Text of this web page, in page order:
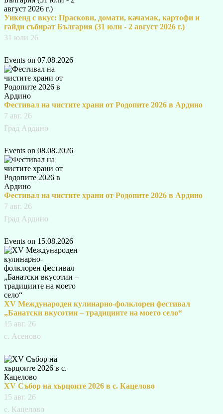
Уикенд с вкус: Праскови, домати, качамак, картофи и
гайди събират България (31 юли - 2 август 2026 г.)
31 юли 26
Events on 07.08.2026
Фестивал на чистите храни от Родопите 2026 в Ардино
7 авг. 26
Град Ардино
Events on 08.08.2026
Фестивал на чистите храни от Родопите 2026 в Ардино
7 авг. 26
Град Ардино
Events on 15.08.2026
XV Международен кулинарно-фолклорен фестивал
„Банатски вкусотии – традициите на моето село“
15 авг. 26
с. Асеново
XV Събор на хърцоите 2026 в с. Кацелово
15 авг. 26
с. Кацелово